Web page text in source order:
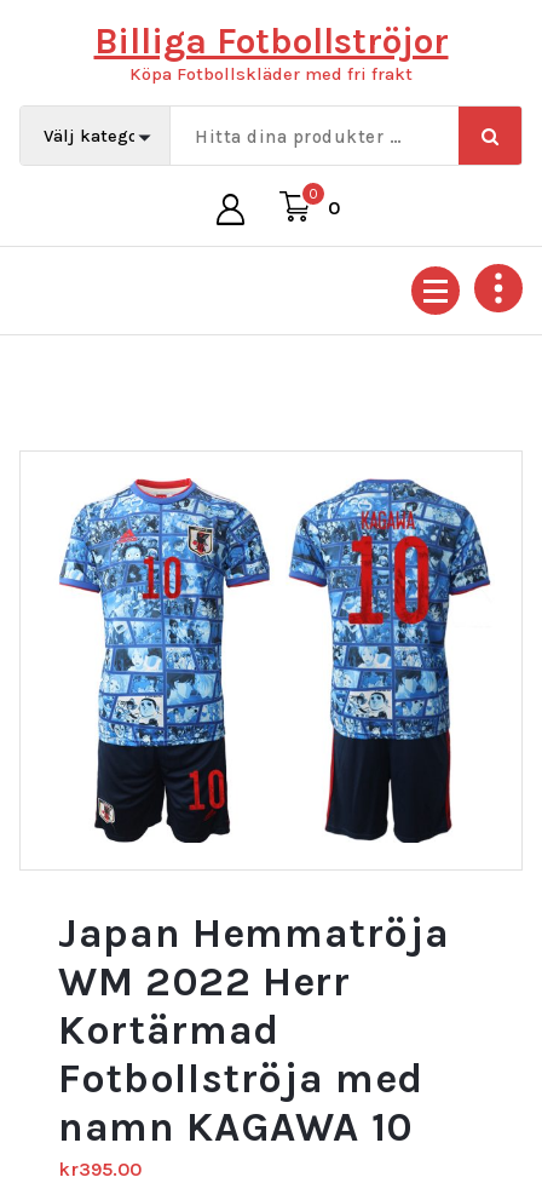
Billiga Fotbollströjor
Köpa Fotbollskläder med fri frakt
0
0
Japan Hemmatröja
WM 2022 Herr
Kortärmad
Fotbollströja med
namn KAGAWA 10
kr395.00